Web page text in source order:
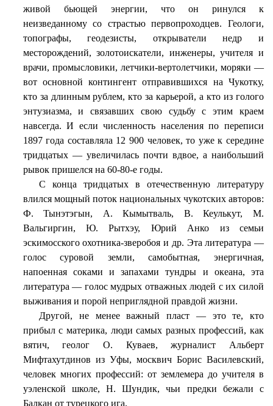
живой бьющей энергии, что он ринулся к
неизведанному со страстью первопроходцев. Геологи,
топографы, геодезисты, открыватели недр и
месторождений, золотоискатели, инженеры, учителя и
врачи, промысловики, летчики-вертолетчики, моряки —
вот основной контингент отправившихся на Чукотку,
кто за длинным рублем, кто за карьерой, а кто из голого
энтузиазма, и связавших свою судьбу с этим краем
навсегда. И если численность населения по переписи
1897 года составляла 12 900 человек, то уже к середине
тридцатых — увеличилась почти вдвое, а наибольший
рывок пришелся на 60-80-е годы.
С конца тридцатых в отечественную литературу
влился мощный поток национальных чукотских авторов:
Ф. Тынэтэгын, А. Кымытваль, В. Кеулькут, М.
Вальгиргин, Ю. Рытхэу, Юрий Анко из семьи
эскимосского охотника-зверобоя и др. Эта литература —
голос суровой земли, самобытная, энергичная,
напоенная соками и запахами тундры и океана, эта
литература — голос мудрых отважных людей с их силой
выживания и порой неприглядной правдой жизни.
Другой, не менее важный пласт — это те, кто
прибыл с материка, люди самых разных профессий, как
вятич, геолог О. Куваев, журналист Альберт
Мифтахутдинов из Уфы, москвич Борис Василевский,
человек многих профессий: от землемера до учителя в
уэленской школе, Н. Шундик, чьи предки бежали с
Балкан от турецкого ига.